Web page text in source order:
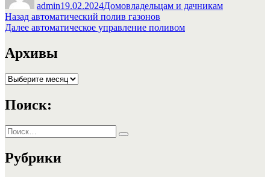
admin19.02.2024Домовладельцам и дачникам
Навигация
по
записям
Назад Предыдущая
запись:
автоматический полив газонов
Далее Следующая
автоматическое управление поливом
Архивы
Архивы
Поиск:
Искать:
Поиск
Рубрики